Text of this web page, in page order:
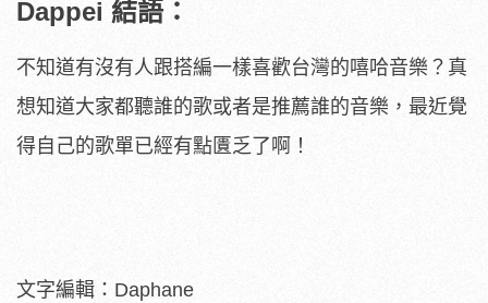
Dappei 結語：
不知道有沒有人跟搭編一樣喜歡台灣的嘻哈音樂？真
想知道大家都聽誰的歌或者是推薦誰的音樂，最近覺
得自己的歌單已經有點匱乏了啊！
文字編輯：Daphane